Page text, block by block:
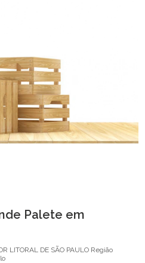
Palete em
LITORAL DE SÃO PAULO Região